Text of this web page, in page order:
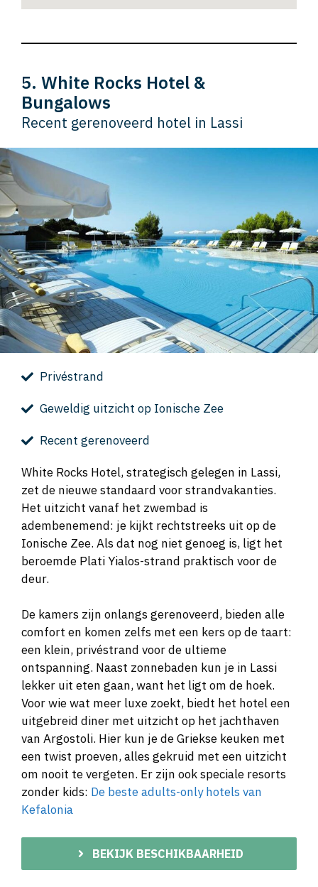
5. White Rocks Hotel &
Bungalows
Recent gerenoveerd hotel in Lassi
Privéstrand
Geweldig uitzicht op Ionische Zee
Recent gerenoveerd
White Rocks Hotel, strategisch gelegen in Lassi,
zet de nieuwe standaard voor strandvakanties.
Het uitzicht vanaf het zwembad is
adembenemend: je kijkt rechtstreeks uit op de
Ionische Zee. Als dat nog niet genoeg is, ligt het
beroemde Plati Yialos-strand praktisch voor de
deur.
De kamers zijn onlangs gerenoveerd, bieden alle
comfort en komen zelfs met een kers op de taart:
een klein, privéstrand voor de ultieme
ontspanning. Naast zonnebaden kun je in Lassi
lekker uit eten gaan, want het ligt om de hoek.
Voor wie wat meer luxe zoekt, biedt het hotel een
uitgebreid diner met uitzicht op het jachthaven
van Argostoli. Hier kun je de Griekse keuken met
een twist proeven, alles gekruid met een uitzicht
om nooit te vergeten. Er zijn ook speciale resorts
zonder kids: De beste adults-only hotels van
Kefalonia
BEKIJK BESCHIKBAARHEID